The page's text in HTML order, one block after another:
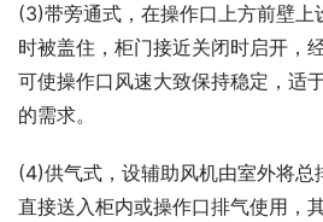
(3)带旁通式，在操作口上方前壁上
时被盖住，柜门接近关闭时启开，
可使操作口风速大致保持稳定，适
的需求。
(4)供气式，设辅助风机由室外将
直接送入柜内或操作口排气使用，